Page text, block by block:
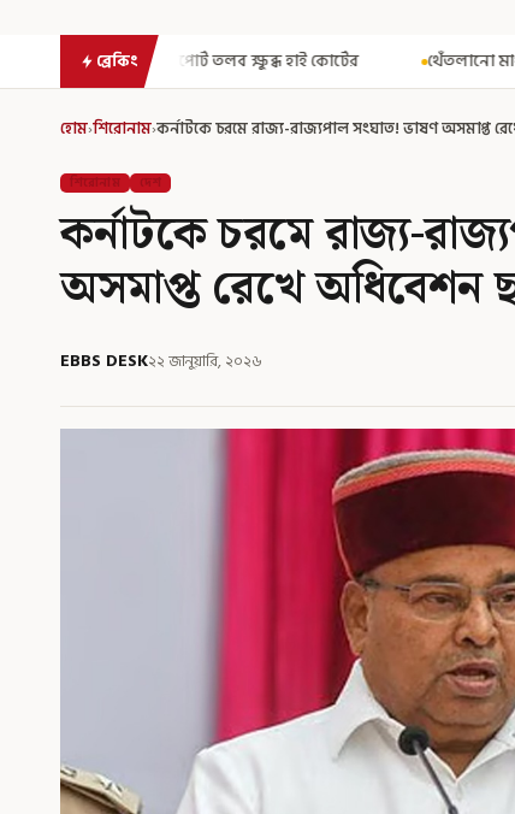
ব্রেকিং
ক্ষুব্ধ হাই কোর্টের থেঁতলানো মাথা-গোপনাঙ্গে রড!
হোম›শিরোনাম›কর্নাটকে চরমে রাজ্য-রাজ্যপাল সংঘাত! ভাষণ অসমাপ্ত
শিরোনাম দেশ
কর্নাটকে চরমে রাজ্য-
অসমাপ্ত রেখে অধিবেশন
EBBS DESK২২ জানুয়ারি, ২০২৬